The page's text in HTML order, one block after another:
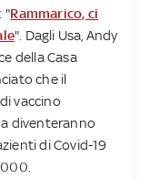
"Rammarico, ci
". Dagli Usa, Andy
della Casa
che il
vaccino
diventeranno
di Covid-19